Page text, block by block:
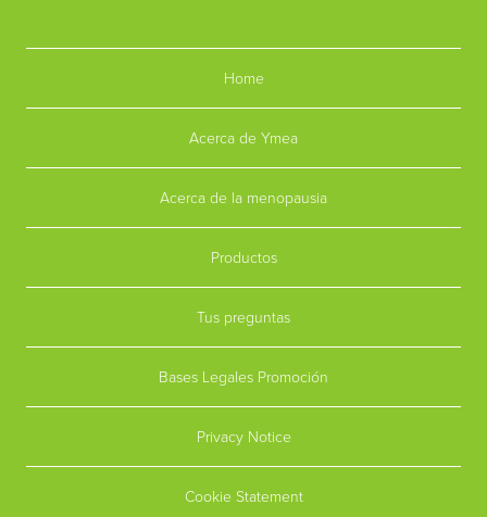
Home
Acerca de Ymea
Acerca de la menopausia
Productos
Tus preguntas
Bases Legales Promoción
Privacy Notice
Cookie Statement